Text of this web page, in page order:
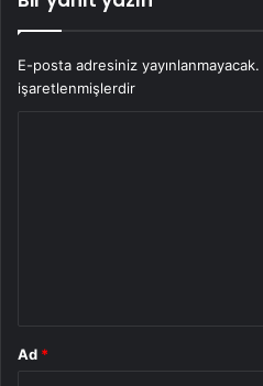
E-posta adresiniz yayınlanmayacak.
işaretlenmişlerdir
Ad *